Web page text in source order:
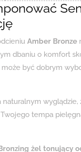
Amber Bronze
dbaniu o komfort
może być dobrym
naturalnym
tempa
żel tonujący